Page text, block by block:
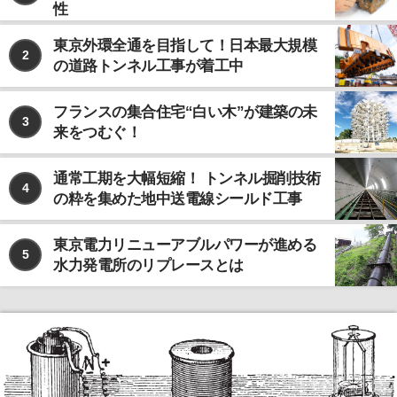
性
2
東京外環全通を目指して！日本最大規模
の道路トンネル工事が着工中
3
フランスの集合住宅“白い木”が建築の未
来をつむぐ！
4
通常工期を大幅短縮！ トンネル掘削技術
の粋を集めた地中送電線シールド工事
5
東京電力リニューアブルパワーが進める
水力発電所のリプレースとは